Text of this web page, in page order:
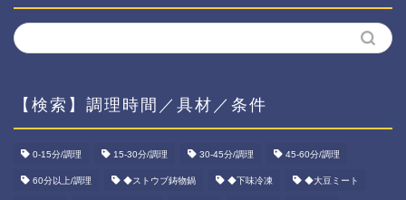
【検索】調理時間／具材／条件
0-15分/調理 15-30分/調理 30-45分/調理 45-60分/調理
60分以上/調理 ◆ストウブ鋳物鍋 ◆下味冷凍 ◆大豆ミート
ホーム
資産運用